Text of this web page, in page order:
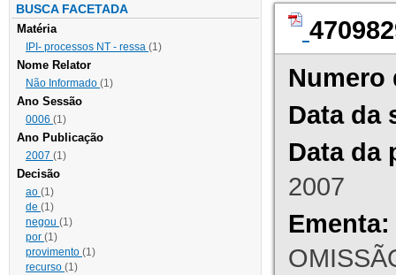
BUSCA FACETADA
Matéria
IPI- processos NT - ressa (1)
Nome Relator
Não Informado (1)
Ano Sessão
0006 (1)
Ano Publicação
2007 (1)
Decisão
ao (1)
de (1)
negou (1)
por (1)
provimento (1)
recurso (1)
Numero
Data da
Data da
2007
Ementa: